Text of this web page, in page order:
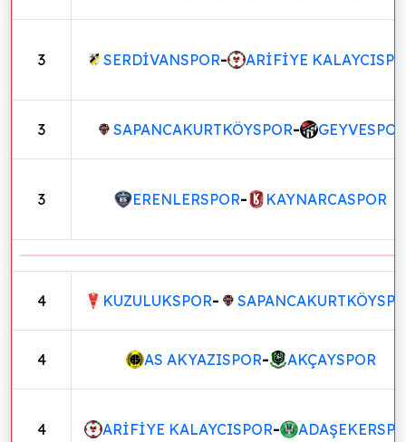
3 SERDİVANSPOR- ARİFİYE
3 SAPANCAKURTKÖYSPOR- GEYVESPOR
3 ERENLERSPOR- KAYNARCASPOR
4 KUZULUKSPOR-
4 AS AKYAZISPOR- AKÇAYSPOR
4 ARİFİYE KALAYCISPOR-